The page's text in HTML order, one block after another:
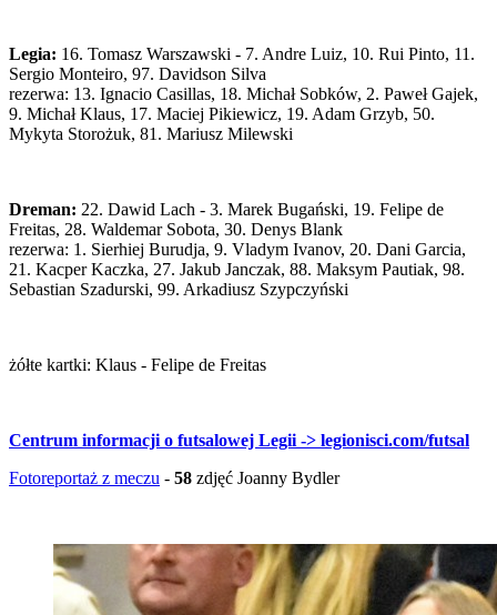
Legia: 16. Tomasz Warszawski - 7. Andre Luiz, 10. Rui Pinto, 11.
Sergio Monteiro, 97. Davidson Silva
rezerwa: 13. Ignacio Casillas, 18. Michał Sobków, 2. Paweł Gajek,
9. Michał Klaus, 17. Maciej Pikiewicz, 19. Adam Grzyb, 50.
Mykyta Storożuk, 81. Mariusz Milewski
Dreman: 22. Dawid Lach - 3. Marek Bugański, 19. Felipe de
Freitas, 28. Waldemar Sobota, 30. Denys Blank
rezerwa: 1. Sierhiej Burudja, 9. Vladym Ivanov, 20. Dani Garcia,
21. Kacper Kaczka, 27. Jakub Janczak, 88. Maksym Pautiak, 98.
Sebastian Szadurski, 99. Arkadiusz Szypczyński
żółte kartki: Klaus - Felipe de Freitas
Centrum informacji o futsalowej Legii -> legionisci.com/futsal
Fotoreportaż z meczu - 58 zdjęć Joanny Bydler